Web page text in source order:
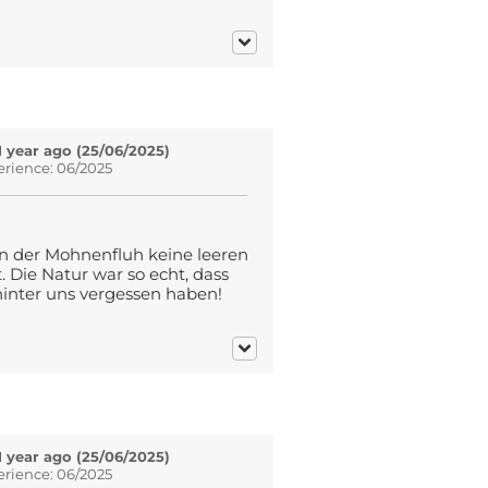
year ago (25/06/2025)
06/2025
der Mohnenfluh keine leeren
Natur war so echt, dass
uns vergessen haben!
year ago (25/06/2025)
06/2025